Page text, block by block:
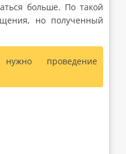
больше. По такой
но полученный
проведение